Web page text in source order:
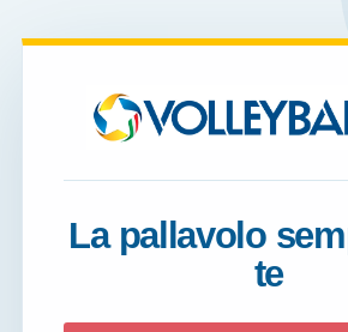
La pallavolo
te